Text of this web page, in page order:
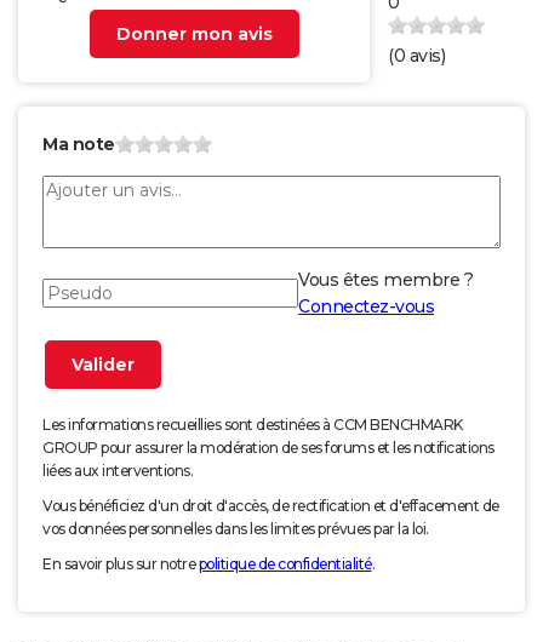
Donner mon avis
(0 avis)
Ma note
Vous êtes membre ?
Connectez-vous
Les informations recueillies sont destinées à CCM BENCHMARK
GROUP pour assurer la modération de ses forums et les notifications
liées aux interventions.
Vous bénéficiez d'un droit d'accès, de rectification et d'effacement de
vos données personnelles dans les limites prévues par la loi.
En savoir plus sur notrepolitique de confidentialité.